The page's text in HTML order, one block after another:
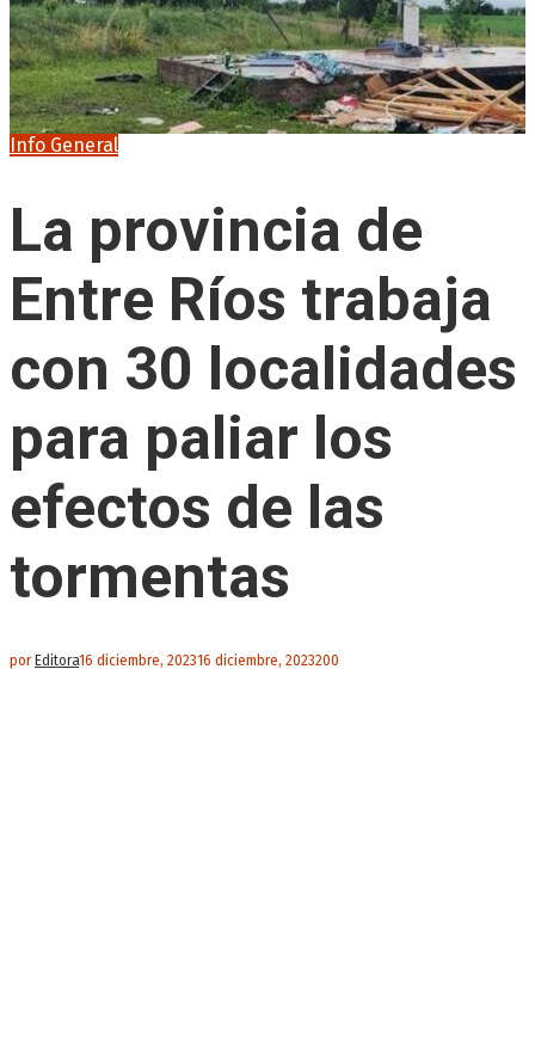
Info General
La provincia de
Entre Ríos trabaja
con 30 localidades
para paliar los
efectos de las
tormentas
porEditora16 diciembre, 202316 diciembre, 2023200